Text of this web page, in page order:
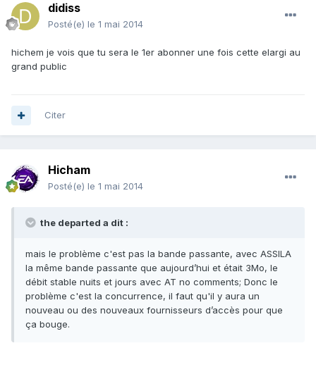
didiss
Posté(e) le 1 mai 2014
hichem je vois que tu sera le 1er abonner une fois cette elargi au
grand public
Citer
Hicham
Posté(e) le 1 mai 2014
the departed a dit :
mais le problème c'est pas la bande passante, avec ASSILA
la même bande passante que aujourd’hui et était 3Mo, le
débit stable nuits et jours avec AT no comments; Donc le
problème c'est la concurrence, il faut qu'il y aura un
nouveau ou des nouveaux fournisseurs d’accès pour que
ça bouge.